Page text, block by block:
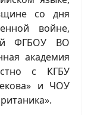
со дня
войне,
ФГБОУ ВО
академия
с КГБУ
и ЧОУ